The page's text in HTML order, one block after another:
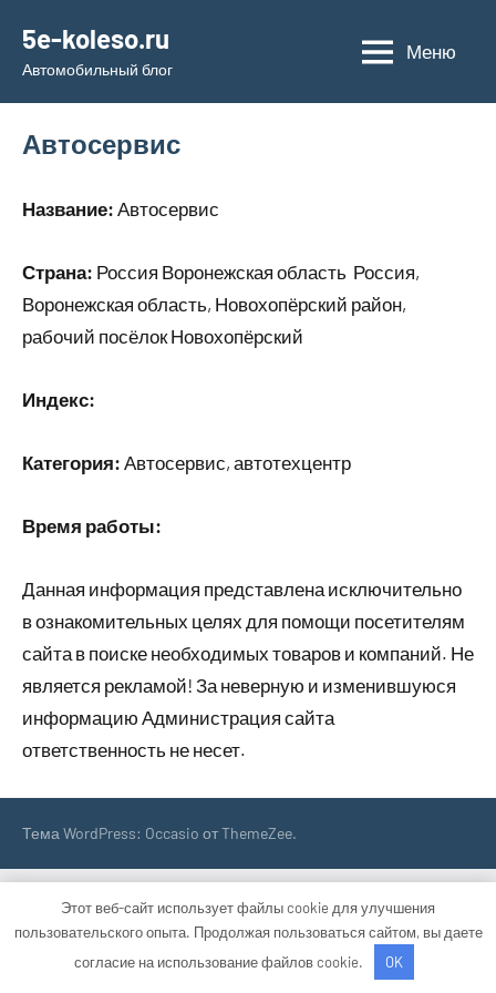
содержимому
5e-koleso.ru
Автомобильный блог
Меню
Автосервис
Название: Автосервис
Страна: Россия Воронежская область Россия,
Воронежская область, Новохопёрский район,
рабочий посёлок Новохопёрский
Индекс:
Категория: Автосервис, автотехцентр
Время работы:
Данная информация представлена исключительно
в ознакомительных целях для помощи посетителям
сайта в поиске необходимых товаров и компаний. Не
является рекламой! За неверную и изменившуюся
информацию Администрация сайта
ответственность не несет.
Тема WordPress: Occasio от ThemeZee.
Этот веб-сайт использует файлы cookie для улучшения
пользовательского опыта. Продолжая пользоваться сайтом, вы даете
согласие на использование файлов cookie.
OK